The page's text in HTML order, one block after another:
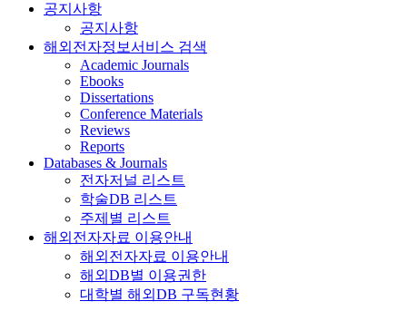
공지사항
공지사항
해외전자정보서비스 검색
Academic Journals
Ebooks
Dissertations
Conference Materials
Reviews
Reports
Databases & Journals
전자저널 리스트
학술DB 리스트
주제별 리스트
해외전자자료 이용안내
해외전자자료 이용안내
해외DB별 이용권한
대학별 해외DB 구독현황